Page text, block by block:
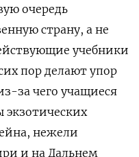
очередь
страну, а не
учебники
пор делают упор
за чего учащиеся
экзотических
нежели
и на Дальнем